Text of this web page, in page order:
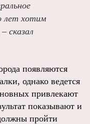
лет хотим
сказал
появляются
однако ведется
привлекают
показывают и
пройти